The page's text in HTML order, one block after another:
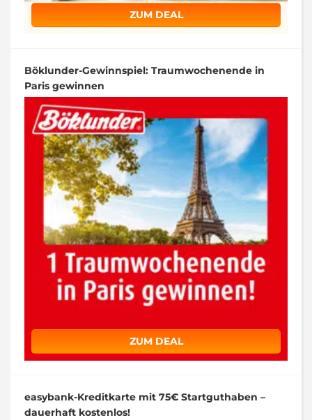
ZUM DEAL
Böklunder-Gewinnspiel: Traumwochenende in
Paris gewinnen
ZUM DEAL
easybank-Kreditkarte mit 75€ Startguthaben –
dauerhaft kostenlos!